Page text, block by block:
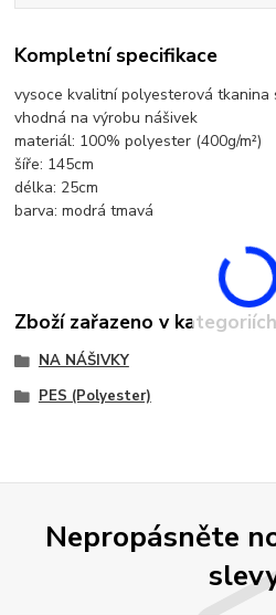
Kompletní specifikace
vysoce kvalitní polyesterová tkanina
vhodná na výrobu nášivek
materiál: 100% polyester (400g/m²)
šíře: 145cm
délka: 25cm
barva: modrá tmavá
Zboží zařazeno v kategoriích
NA NÁŠIVKY
PES (Polyester)
Nepropásněte